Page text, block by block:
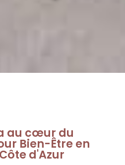
au cœur du
Bien-Être en
d'Azur